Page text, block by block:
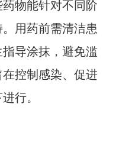
物能针对不同阶
用药前需清洁患
导涂抹，避免滥
控制感染、促进
行。